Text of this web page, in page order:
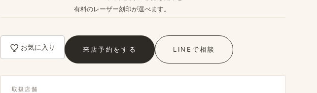
取扱店舗
​有料の​レーザー刻印が​選べます。
お気に入り 来店予約を​する LINEで​相談